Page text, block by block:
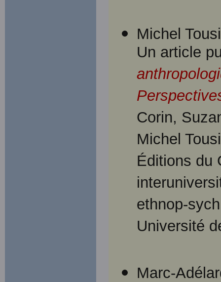
Michel
Un article
Corin,
Michel
Éditions du
ethnop-
Université
Marc-